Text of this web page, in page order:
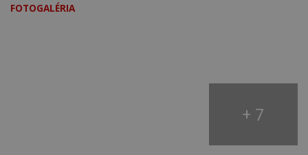
FOTOGALÉRIA
+ 7